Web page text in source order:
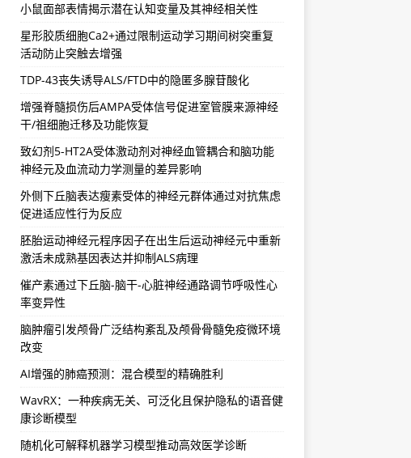
小鼠面部表情揭示潜在认知变量及其神经相关性
星形胶质细胞Ca2+通过限制运动学习期间树突重复
活动防止突触去增强
TDP-43丧失诱导ALS/FTD中的隐匿多腺苷酸化
增强脊髓损伤后AMPA受体信号促进室管膜来源神经
干/祖细胞迁移及功能恢复
致幻剂5-HT2A受体激动剂对神经血管耦合和脑功能
神经元及血流动力学测量的差异影响
外侧下丘脑表达瘦素受体的神经元群体通过对抗焦虑
促进适应性行为反应
胚胎运动神经元程序因子在出生后运动神经元中重新
激活未成熟基因表达并抑制ALS病理
催产素通过下丘脑-脑干-心脏神经通路调节呼吸性心
率变异性
脑肿瘤引发颅骨广泛结构紊乱及颅骨骨髓免疫微环境
改变
AI增强的肺癌预测：混合模型的精确胜利
WavRX：一种疾病无关、可泛化且保护隐私的语音健
康诊断模型
随机化可解释机器学习模型推动高效医学诊断